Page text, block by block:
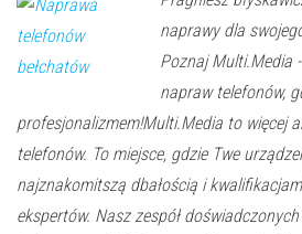
naprawy dla
Poznaj Multi.Media
napraw telefonów,
profesjonalizmem!Multi.Media to więcej
telefonów. To miejsce, gdzie Twe
najznakomitszą dbałością i
ekspertów. Nasz zespół